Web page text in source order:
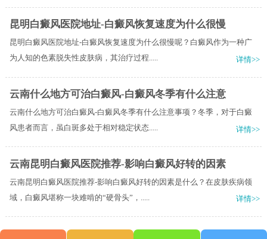
昆明白癜风医院地址-白癜风恢复速度为什么很慢
昆明白癜风医院地址-白癜风恢复速度为什么很慢呢？白癜风作为一种广
为人知的色素脱失性皮肤病，其治疗过程.....
详情>>
云南什么地方可治白癜风-白癜风冬季有什么注意
云南什么地方可治白癜风-白癜风冬季有什么注意事项？冬季，对于白癜
风患者而言，虽白斑多处于相对稳定状态.....
详情>>
云南昆明白癜风医院推荐-影响白癜风好转的因素
云南昆明白癜风医院推荐-影响白癜风好转的因素是什么？在皮肤疾病领
域，白癜风堪称一块难啃的“硬骨头”，.....
详情>>